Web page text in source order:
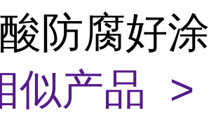
防腐好涂
似产品 >